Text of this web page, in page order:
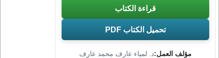
مؤلف العمل:د. لمياء عارف محمد عارف
قراءة الكتاب
تحميل الكتاب PDF